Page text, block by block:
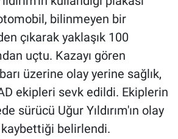
bilinmeyen bir
çıkarak yaklaşık 100
uçtu. Kazayı gören
üzerine olay yerine sağlık,
ekipleri sevk edildi. Ekiplerin
sürücü Uğur Yıldırım'ın olay
kaybettiği belirlendi.